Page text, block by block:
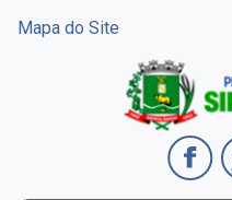
Mapa do Site